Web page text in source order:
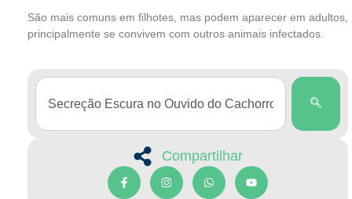
São mais comuns em filhotes, mas podem aparecer em adultos,
principalmente se convivem com outros animais infectados.
Compartilhar